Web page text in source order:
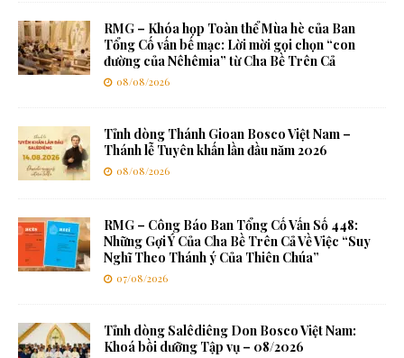
RMG – Khóa họp Toàn thể Mùa hè của Ban
Tổng Cố vấn bế mạc: Lời mời gọi chọn “con
đường của Nêhêmia” từ Cha Bề Trên Cả
08/08/2026
Tỉnh dòng Thánh Gioan Bosco Việt Nam –
Thánh lễ Tuyên khấn lần đầu năm 2026
08/08/2026
RMG – Công Báo Ban Tổng Cố Vấn Số 448:
Những Gợi Ý Của Cha Bề Trên Cả Về Việc “Suy
Nghĩ Theo Thánh ý Của Thiên Chúa”
07/08/2026
Tỉnh dòng Salêdiêng Don Bosco Việt Nam:
Khoá bồi dưỡng Tập vụ – 08/2026